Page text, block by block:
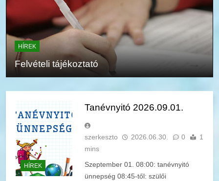
HÍREK
Felvételi tájékoztató
HÍREK
Tanévnyitó 2026.09.01.
szerkeszto 2026.06.30. 0
1
mins
Szeptember 01. 08:00: tanévnyitó
ünnepség 08:45-től: szülői